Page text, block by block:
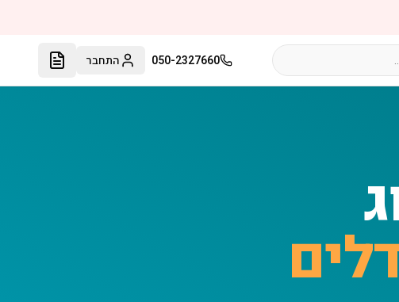
050-2327660 התחבר